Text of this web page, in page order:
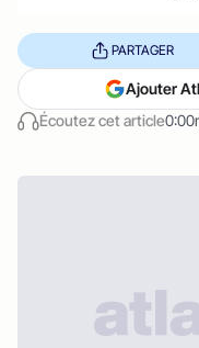
Écoutez cet article
PARTAGER
Ajouter